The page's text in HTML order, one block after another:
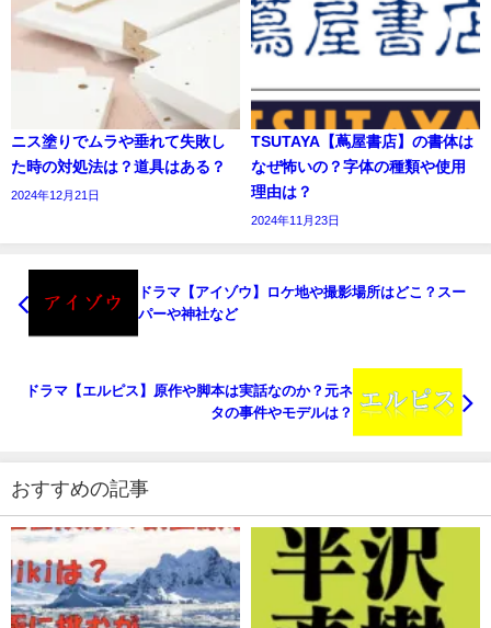
ニス塗りでムラや垂れて失敗し
た時の対処法は？道具はある？
2024年12月21日
TSUTAYA【蔦屋書店】の書体は
なぜ怖いの？字体の種類や使用
理由は？
2024年11月23日
ドラマ【アイゾウ】ロケ地や撮影場所はどこ？スー
パーや神社など
ドラマ【エルピス】原作や脚本は実話なのか？元ネ
タの事件やモデルは？
おすすめの記事